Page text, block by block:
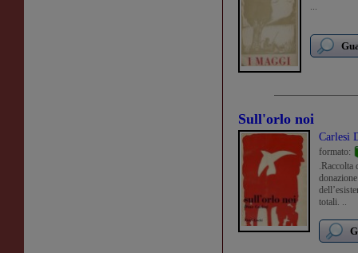
...
Sull'orlo noi
Carlesi
formato:
totali. ..